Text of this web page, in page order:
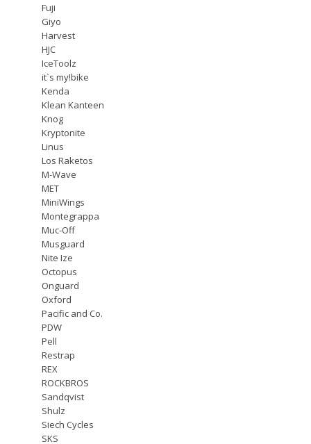
Fuji
Giyo
Harvest
HJC
IceToolz
it`s my!bike
Kenda
Klean Kanteen
Knog
Kryptonite
Linus
Los Raketos
M-Wave
MET
MiniWings
Montegrappa
Muc-Off
Musguard
Nite Ize
Octopus
Onguard
Oxford
Pacific and Co.
PDW
Pell
Restrap
REX
ROCKBROS
Sandqvist
Shulz
Siech Cycles
SKS